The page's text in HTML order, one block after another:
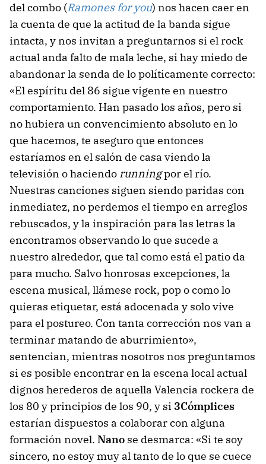
del combo (Ramones for you) nos hacen caer en
la cuenta de que la actitud de la banda sigue
intacta, y nos invitan a preguntarnos si el rock
actual anda falto de mala leche, si hay miedo de
abandonar la senda de lo políticamente correcto:
«El espíritu del 86 sigue vigente en nuestro
comportamiento. Han pasado los años, pero si
no hubiera un convencimiento absoluto en lo
que hacemos, te aseguro que entonces
estaríamos en el salón de casa viendo la
televisión o haciendo runningpor el río.
Nuestras canciones siguen siendo paridas con
inmediatez, no perdemos el tiempo en arreglos
rebuscados, y la inspiración para las letras la
encontramos observando lo que sucede a
nuestro alrededor, que tal como está el patio da
para mucho. Salvo honrosas excepciones, la
escena musical, llámese rock, pop o como lo
quieras etiquetar, está adocenada y solo vive
para el postureo. Con tanta corrección nos van a
terminar matando de aburrimiento»,
sentencian, mientras nosotros nos preguntamos
si es posible encontrar en la escena local actual
dignos herederos de aquella Valencia rockera de
los 80 y principios de los 90, y si 3Cómplices
estarían dispuestos a colaborar con alguna
formación novel. Nano se desmarca: «Si te soy
sincero, no estoy muy al tanto de lo que se cuece